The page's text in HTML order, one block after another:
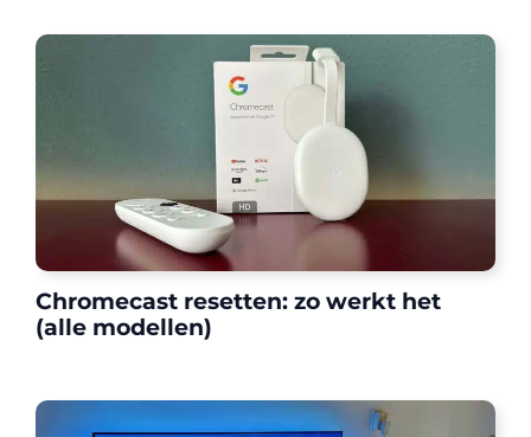
Chromecast resetten: zo werkt het
(alle modellen)